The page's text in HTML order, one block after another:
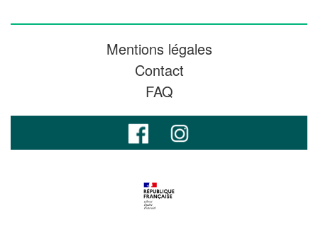
Mentions légales
Contact
FAQ